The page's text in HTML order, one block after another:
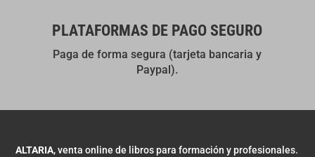
PLATAFORMAS DE PAGO SEGURO
Paga de forma segura (tarjeta bancaria y
Paypal).
ALTARIA, venta online de libros para formación y profesionales.